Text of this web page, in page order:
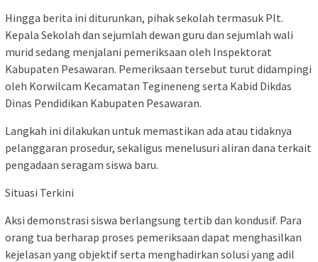
Hingga berita ini diturunkan, pihak sekolah termasuk Plt.
Kepala Sekolah dan sejumlah dewan guru dan sejumlah wali
murid sedang menjalani pemeriksaan oleh Inspektorat
Kabupaten Pesawaran. Pemeriksaan tersebut turut didampingi
oleh Korwilcam Kecamatan Tegineneng serta Kabid Dikdas
Dinas Pendidikan Kabupaten Pesawaran.
Langkah ini dilakukan untuk memastikan ada atau tidaknya
pelanggaran prosedur, sekaligus menelusuri aliran dana terkait
pengadaan seragam siswa baru.
Situasi Terkini
Aksi demonstrasi siswa berlangsung tertib dan kondusif. Para
orang tua berharap proses pemeriksaan dapat menghasilkan
kejelasan yang objektif serta menghadirkan solusi yang adil